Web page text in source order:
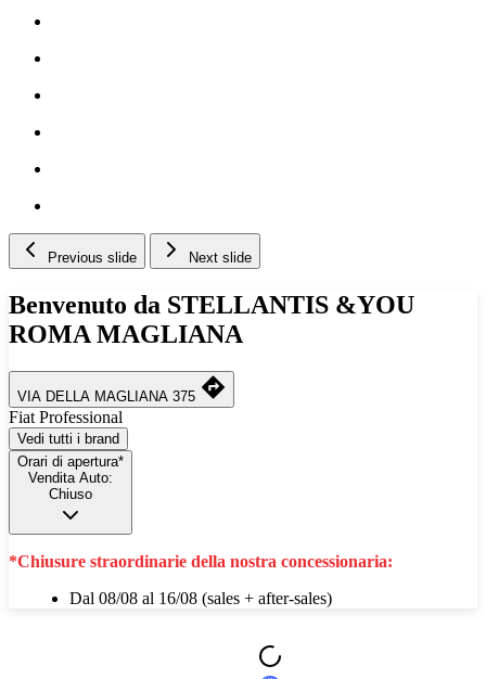
Previous slide Next slide
Benvenuto da STELLANTIS &YOU
ROMA MAGLIANA
VIA DELLA MAGLIANA 375
Fiat Professional
Vedi tutti i brand
Orari di apertura*
Vendita Auto:
Chiuso
*Chiusure straordinarie della nostra concessionaria:
Dal 08/08 al 16/08 (sales + after-sales)